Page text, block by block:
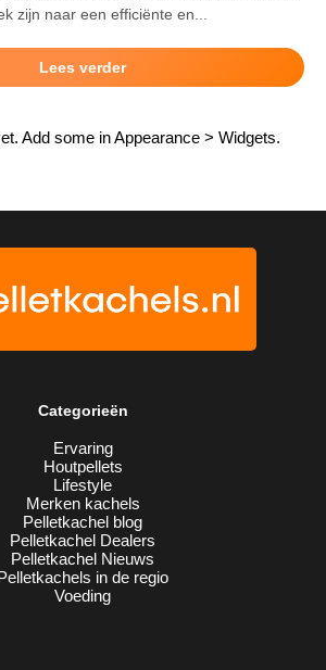
zijn naar een efficiënte en...
Lees verder
Add some in Appearance > Widgets.
Categorieën
Ervaring
Houtpellets
Lifestyle
Merken kachels
Pelletkachel blog
Pelletkachel Dealers
Pelletkachel Nieuws
in de regio
Voeding